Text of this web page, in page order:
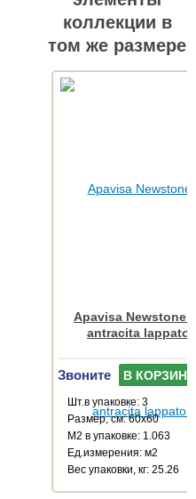
коллекции в
том же размере
Apavisa Newstone
antracita lappato
Звоните В КОРЗИНУ
Шт.в упаковке: 3
Размер, см: 60x60
М2 в упаковке: 1.063
Ед.измерения: м2
Веc упаковки, кг: 25.26